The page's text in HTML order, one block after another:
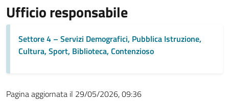
Ufficio responsabile
Settore 4 – Servizi Demografici, Pubblica Istruzione,
Cultura, Sport, Biblioteca, Contenzioso
Pagina aggiornata il 29/05/2026, 09:36